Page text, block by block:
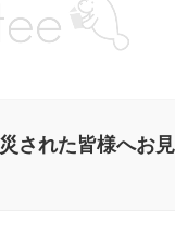
された皆様へお